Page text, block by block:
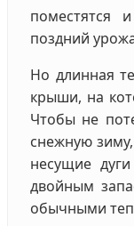
поместятся
поздний
Но длинная
крыши, на
Чтобы не
снежную
несущие
двойным
обычными